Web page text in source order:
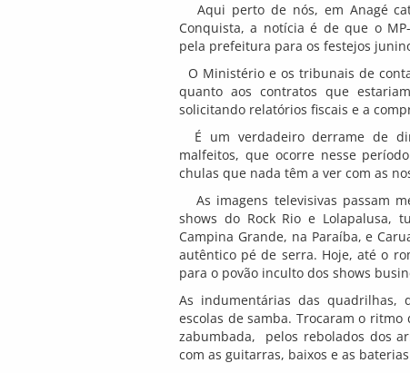
Aqui perto de nós, em Anagé
Conquista, a notícia é de que o
pela prefeitura para os festejos
O Ministério e os tribunais de
quanto aos contratos que
solicitando relatórios fiscais e a
É um verdadeiro derrame de
malfeitos, que ocorre nesse
chulas que nada têm a ver com as
As imagens televisivas passam
shows do Rock Rio e Lolapalusa,
Campina Grande, na Paraíba, e
autêntico pé de serra. Hoje, até o
para o povão inculto dos shows
As indumentárias das quadrilhas,
escolas de samba. Trocaram o
zabumbada, pelos rebolados dos
com as guitarras, baixos e as